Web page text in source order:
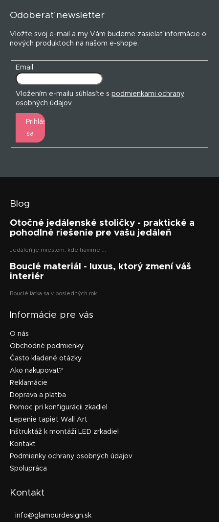
Odoberať newsletter
Vložte svoj e-mail a my Vám budeme zasielať informácie o
nových produktoch na našom e-shope.
Email
Vložením e-mailu súhlasíte s podmienkami ochrany
osobných údajov
Prihlásiť
sa
Blog
Otočné jedálenské stoličky - praktické a
pohodlné riešenie pre vašu jedáleň
Jedáleň je miestom, kde trávime ...
Bouclé materiál - luxus, ktorý zmení váš
interiér
Bouclé látka sa v posledných rok...
Informácie pre vás
O nás
Obchodné podmienky
Často kladené otázky
Ako nakupovať?
Reklamácie
Doprava a platba
Pomoc pri konfigurácii zkadiel
Lepenie tapiet Wall Art
Inštruktáž k montáži LED zrkadiel
Kontakt
Podmienky ochrany osobných údajov
Spolupráca
Kontakt
info@glamourdesign.sk